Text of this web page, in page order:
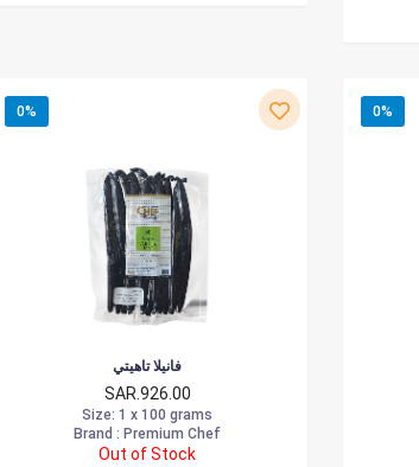
0%
فانيلا تاهيتي
SAR.926.00
Size: 1 x 100 grams
Brand : Premium Chef
Out of Stock
0%